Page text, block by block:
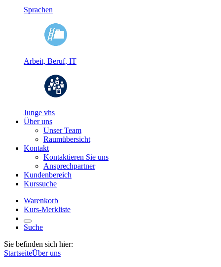
Sprachen
Arbeit, Beruf, IT
Junge vhs
Über uns
Unser Team
Raumübersicht
Kontakt
Kontaktieren Sie uns
Ansprechpartner
Kundenbereich
Kurssuche
Warenkorb
Kurs-Merkliste
Suche
Sie befinden sich hier:
StartseiteÜber uns